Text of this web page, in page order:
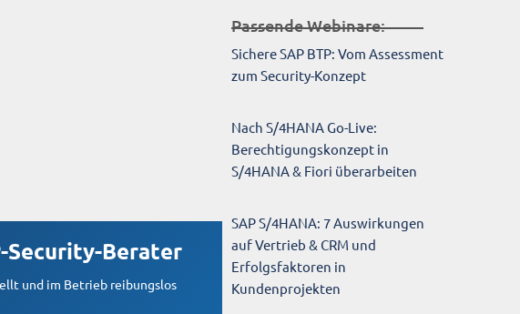
Security-Berater
und im Betrieb reibungslos
Passende Webinare:
Sichere SAP BTP: Vom Assessment
zum Security-Konzept
Nach S/4HANA Go-Live:
Berechtigungskonzept in
S/4HANA & Fiori überarbeiten
SAP S/4HANA: 7 Auswirkungen
auf Vertrieb & CRM und
Erfolgsfaktoren in
Kundenprojekten